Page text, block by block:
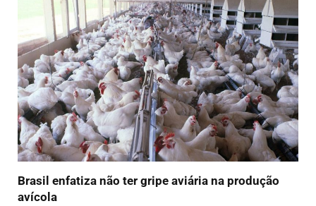
Brasil enfatiza não ter gripe aviária na produção
avícola